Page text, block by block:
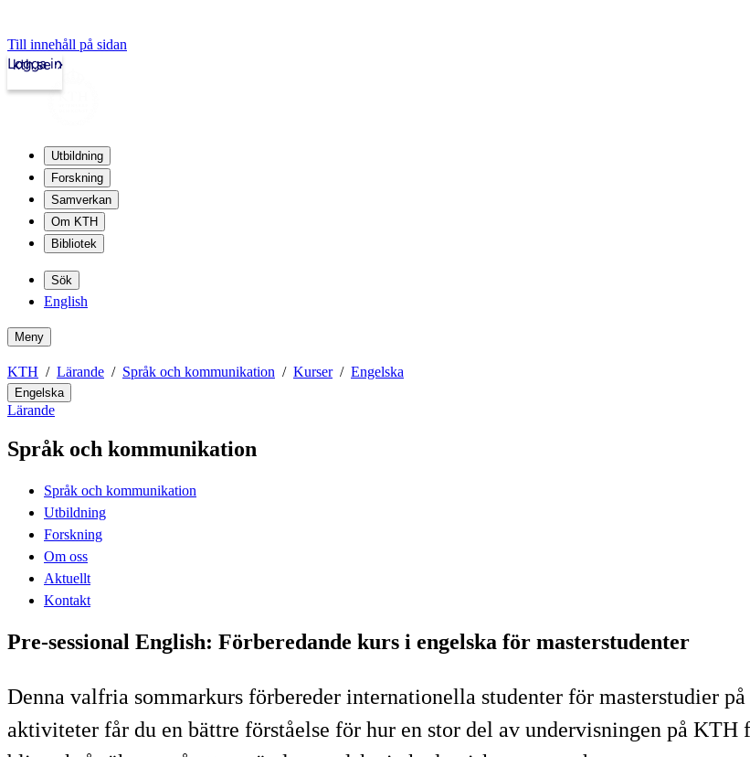
Till innehåll på sidan
kth.se
Logga in
Utbildning
Forskning
Samverkan
Om KTH
Bibliotek
Sök
English
Meny
KTH Lärande Språk och kommunikation Kurser Engelska
Engelska
Lärande
Språk och kommunikation
Språk och kommunikation
Utbildning
Forskning
Om oss
Aktuellt
Kontakt
Pre-sessional English: Förberedande kurs i engelska för masterstudenter
Denna valfria sommarkurs förbereder internationella studenter för masterstudier
aktiviteter får du en bättre förståelse för hur en stor del av undervisningen på KTH